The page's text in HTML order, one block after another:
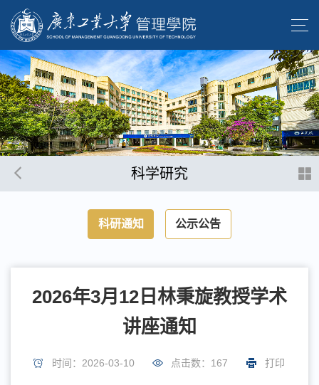
科学研究
科研通知 公示公告
2026年3月12日林秉旋教授学术
讲座通知
时间：2026-03-10 点击数： 167 打印